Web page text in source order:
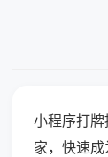
小程序打
家，快速